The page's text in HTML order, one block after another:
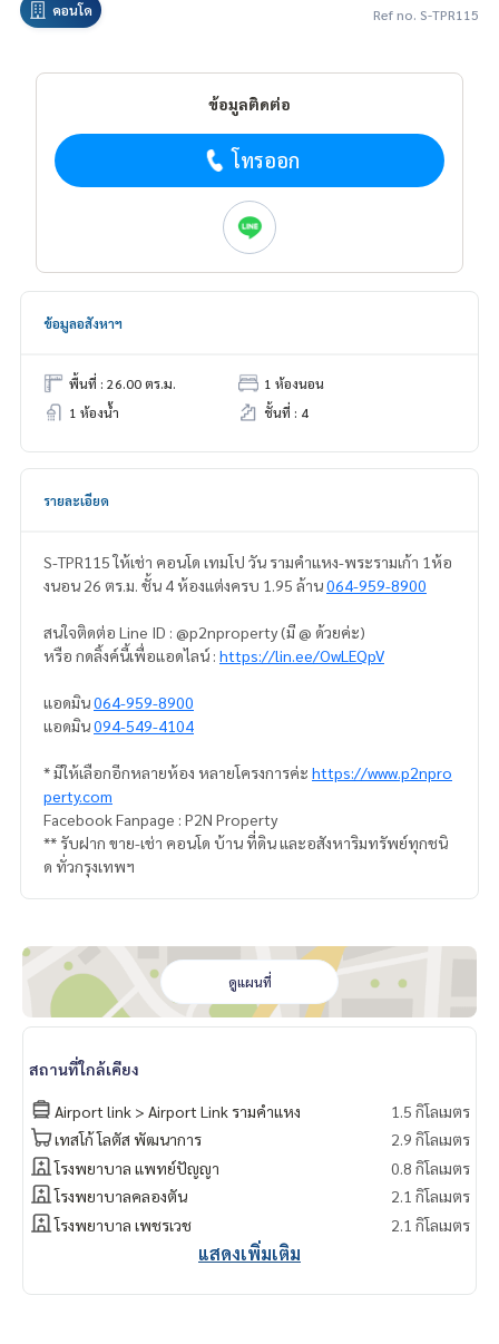
คอนโด Ref no. S-TPR115
ข้อมูลติดต่อ
โทรออก
ข้อมูลอสังหาฯ
พื้นที่ : 26.00 ตร.ม.
1 ห้องนอน
1 ห้องน้ำ
ชั้นที่ : 4
รายละเอียด
S-TPR115 ให้เช่า คอนโด เทมโป วัน รามคำแหง-พระรามเก้า 1ห้อ
งนอน 26 ตร.ม. ชั้น 4 ห้องแต่งครบ 1.95 ล้าน064-959-8900
สนใจติดต่อ Line ID : @p2nproperty (มี @ ด้วยค่ะ)
หรือ กดลิ้งค์นี้เพื่อแอดไลน์ : https://lin.ee/OwLEQpV
แอดมิน064-959-8900
แอดมิน094-549-4104
* มีให้เลือกอีกหลายห้อง หลายโครงการค่ะ https://www.p2npro
perty.com
Facebook Fanpage : P2N Property
** รับฝาก ขาย-เช่า คอนโด บ้าน ที่ดิน และอสังหาริมทรัพย์ทุกชนิ
ด ทั่วกรุงเทพฯ
ดูแผนที่
สถานที่ใกล้เคียง
Airport link > Airport Link รามคำแหง
1.5 กิโลเมตร
เทสโก้ โลตัส​ พัฒนาการ
2.9 กิโลเมตร
โรงพยาบาล แพทย์ปัญญา
0.8 กิโลเมตร
โรงพยาบาลคลองตัน
2.1 กิโลเมตร
โรงพยาบาล เพชรเวช
2.1 กิโลเมตร
แสดงเพิ่มเติม